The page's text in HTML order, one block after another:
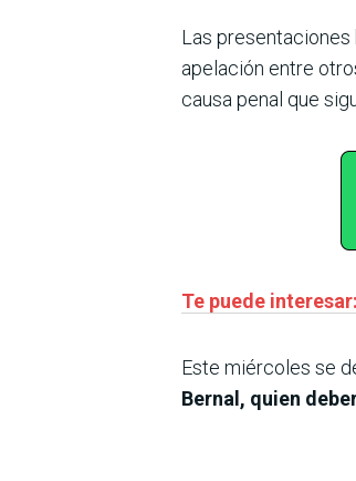
Las presentaciones
apelación entre
causa penal que
Te puede
Este miércoles se
Bernal, quien